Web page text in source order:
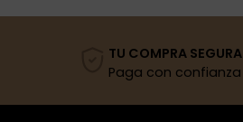
TU COMPRA SEGURA
Paga con confianza